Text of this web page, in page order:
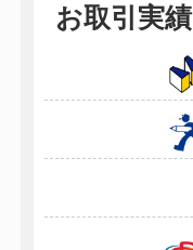
お取引実績